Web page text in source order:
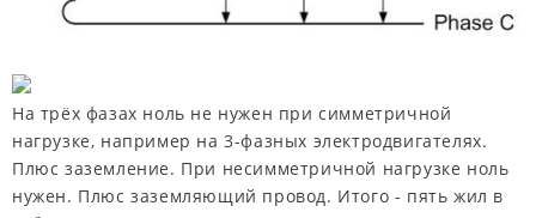
На трёх фазах ноль не нужен при симметричной
нагрузке, например на 3-фазных электродвигателях.
Плюс заземление. При несимметричной нагрузке ноль
нужен. Плюс заземляющий провод. Итого - пять жил в